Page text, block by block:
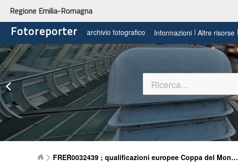
Regione Emilia-Romagna
Fotoreporter archivio fotografico Informazioni Altre risorse
FRER0032439 ; qualificazioni europee Coppa del Mon…